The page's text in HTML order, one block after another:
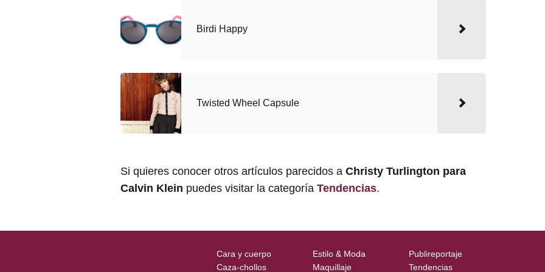
Birdi Happy
Twisted Wheel Capsule
Si quieres conocer otros artículos parecidos a Christy Turlington para
Calvin Klein puedes visitar la categoría Tendencias.
Cara y cuerpo
Caza-chollos
Estilo & Moda
Maquillaje
Publireportaje
Tendencias